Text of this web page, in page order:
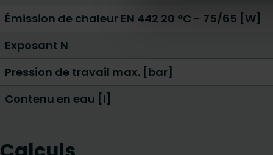
Émission de chaleur EN 442 20 °C - 75/65 [W]
Exposant N
Pression de travail max. [bar]
Contenu en eau [l]